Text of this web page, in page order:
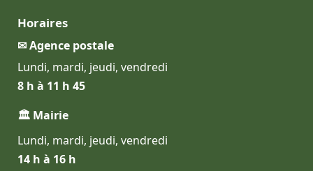
Horaires
✉ Agence postale
Lundi, mardi, jeudi, vendredi
8 h à 11 h 45
🏛 Mairie
Lundi, mardi, jeudi, vendredi
14 h à 16 h